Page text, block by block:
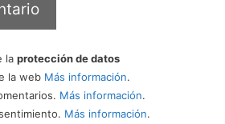
la protección de datos
la web Más información.
Más información.
Más información.